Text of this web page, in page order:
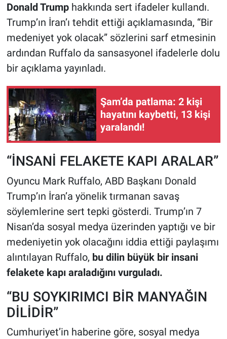
Donald Trumphakkında sert ifadeler kullandı.
Trump’ın İran’ı tehdit ettiği açıklamasında, “Bir
medeniyet yok olacak” sözlerini sarf etmesinin
ardından Ruffalo da sansasyonel ifadelerle dolu
bir açıklama yayınladı.
Şam’da patlama: 2 kişi
hayatını kaybetti, 13 kişi
yaralandı!
“İNSANİ FELAKETE KAPI ARALAR”
Oyuncu Mark Ruffalo, ABD Başkanı Donald
Trump’ın İran’a yönelik tırmanan savaş
söylemlerine sert tepki gösterdi. Trump’ın 7
Nisan’da sosyal medya üzerinden yaptığı ve bir
medeniyetin yok olacağını iddia ettiği paylaşımı
alıntılayan Ruffalo, bu dilin büyük bir insani
felakete kapı araladığını vurguladı.
“BU SOYKIRIMCI BİR MANYAĞIN
DİLİDİR”
Cumhuriyet’in haberine göre, sosyal medya